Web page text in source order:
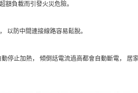
額負載而引發火災危險。
以防中間連接線路容易鬆脫。
停止加熱， 傾倒話電流過高都會自動斷電， 居家